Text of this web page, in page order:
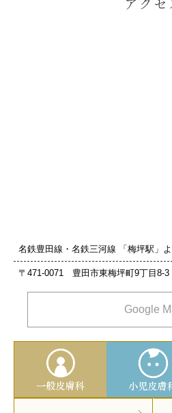
名鉄豊田線・名鉄三河線 「梅坪駅」
〒471-0071 豊田市東梅坪町9丁目8‐3
Google